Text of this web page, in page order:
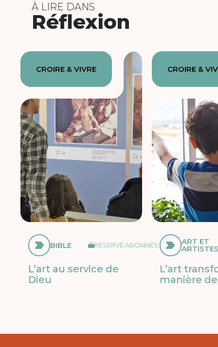
À LIRE DANS
Réflexion
CROIRE & VIVRE
BIBLE RÉSERVÉ ABONNÉS
L’art au service de
Dieu
CROIRE &
ART ET
L’art
manière